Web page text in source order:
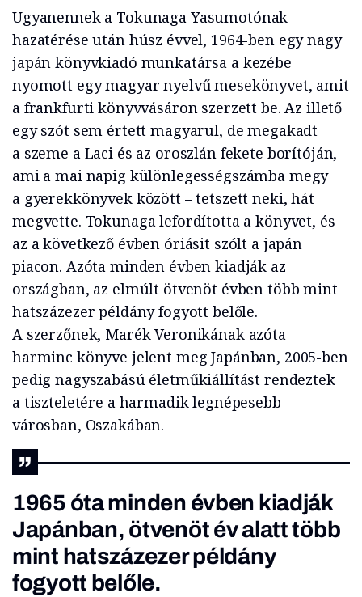
Ugyanennek a Tokunaga Yasumotónak
hazatérése után húsz évvel, 1964-ben egy nagy
japán könyvkiadó munkatársa a kezébe
nyomott egy magyar nyelvű mesekönyvet, amit
a frankfurti könyvvásáron szerzett be. Az illető
egy szót sem értett magyarul, de megakadt
a szeme a Laci és az oroszlán fekete borítóján,
ami a mai napig különlegességszámba megy
a gyerekkönyvek között – tetszett neki, hát
megvette. Tokunaga lefordította a könyvet, és
az a következő évben óriásit szólt a japán
piacon. Azóta minden évben kiadják az
országban, az elmúlt ötvenöt évben több mint
hatszázezer példány fogyott belőle.
A szerzőnek, Marék Veronikának azóta
harminc könyve jelent meg Japánban, 2005-ben
pedig nagyszabású életműkiállítást rendeztek
a tiszteletére a harmadik legnépesebb
városban, Oszakában.
1965 óta minden évben kiadják
Japánban, ötvenöt év alatt több
mint hatszázezer példány
fogyott belőle.